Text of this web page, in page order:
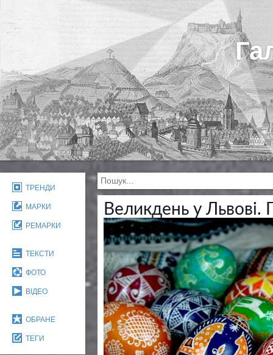
ТРЕНДИ
МАРКИ
РЕМАРКИ
ТЕКСТИ
ФОТО
ВІДЕО
ОБРАНЕ
ТЕГИ
Великдень у Львові.